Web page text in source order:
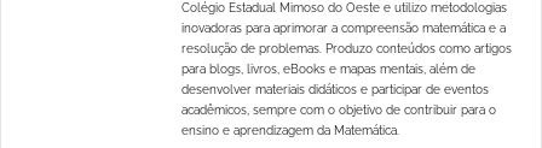
Colégio Estadual Mimoso do Oeste e utilizo metodologias
inovadoras para aprimorar a compreensão matemática e a
resolução de problemas. Produzo conteúdos como artigos
para blogs, livros, eBooks e mapas mentais, além de
desenvolver materiais didáticos e participar de eventos
acadêmicos, sempre com o objetivo de contribuir para o
ensino e aprendizagem da Matemática.